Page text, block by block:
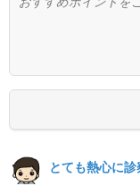
とても熱心に